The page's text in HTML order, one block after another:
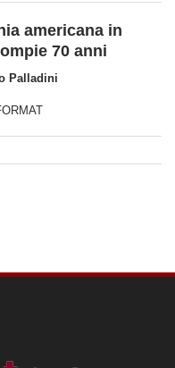
americana in
70 anni
Palladini